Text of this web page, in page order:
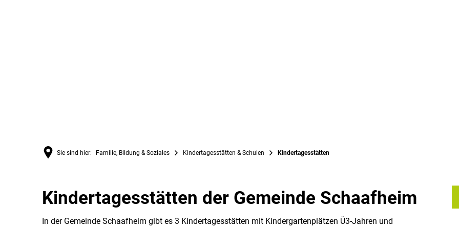
Sie sind hier: Familie, Bildung & Soziales Kindertagesstätten & Schulen Kindertagesstätten
Kindertagesstätten
Kindertagesstätten der Gemeinde Schaafheim
In der Gemeinde Schaafheim gibt es 3 Kindertagesstätten mit Kindergartenplätzen Ü3-Jahren und